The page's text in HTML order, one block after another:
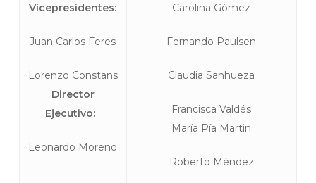
Vicepresidentes:
Juan Carlos Feres
Lorenzo Constans
Director
Ejecutivo:
Leonardo Moreno
Carolina Gómez
Fernando Paulsen
Claudia Sanhueza
Francisca Valdés
María Pía Martin
Roberto Méndez